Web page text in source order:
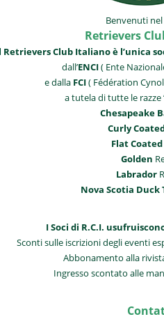
Benvenuti
Retrievers
Retrievers Club Italiano è l’unica
dall’ENCI( Ente
e dalla FCI( Fédération
a tutela di tutte le razze
Chesapeake
Curly
Flat Coated
Golden
Labrador
Nova Scotia Duck
I Soci di R.C.I.
Sconti sulle iscrizioni degli eventi
Abbonamento alla
Ingresso scontato alle